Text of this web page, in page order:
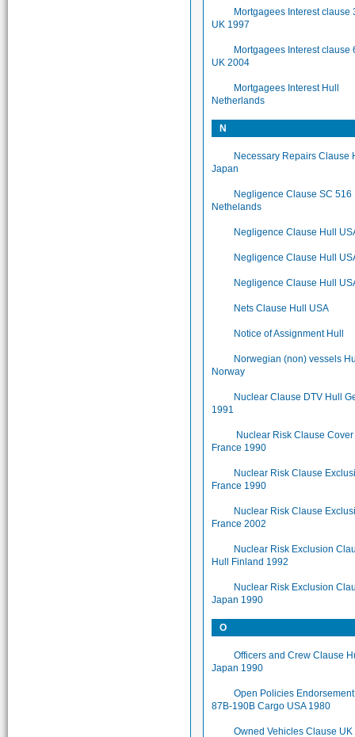
Mortgagees Interest clause
UK 1997
Mortgagees Interest clause
UK 2004
Mortgagees Interest Hull
Netherlands
N
Necessary Repairs Clause
Japan
Negligence Clause SC 516
Nethelands
Negligence Clause Hull
Negligence Clause Hull
Negligence Clause Hull
Nets Clause Hull USA
Notice of Assignment Hull
Norwegian (non) vessels
Norway
Nuclear Clause DTV Hull
1991
Nuclear Risk Clause
France 1990
Nuclear Risk Clause
France 1990
Nuclear Risk Clause
France 2002
Nuclear Risk Exclusion
Hull Finland 1992
Nuclear Risk Exclusion
Japan 1990
O
Officers and Crew Clause
Japan 1990
Open Policies
87B-190B Cargo USA 1980
Owned Vehicles Clause UK